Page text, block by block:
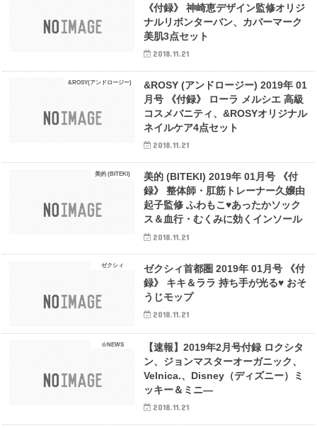
《付録》 神崎恵デザイン監修オリジ
ナルリボンターバン、カバーマーク
美肌3点セット
2018.11.21
&ROSY(アンドロージー)
&ROSY (アンドロージー) 2019年 01
月号 《付録》 ローラ メルシエ 高級
コスメバニティ、&ROSYオリジナル
ネイルケア4点セット
2018.11.21
美的 (BITEKI)
美的 (BITEKI) 2019年 01月号 《付
録》 整体師・肛筋トレーナー久嬢由
起子監修 ふわもこ♥あったかソック
ス＆血行・むくみに効くインソール
2018.11.21
ゼクシィ
ゼクシィ首都圏 2019年 01月号 《付
録》 キキ＆ララ 持ち手が光る♥ おそ
うじモップ
2018.11.21
☆NEWS
【速報】2019年2月号付録 ロクシタ
ン、ジョンマスターオーガニック、
Velnica.、Disney（ディズニー）ミ
ッキー＆ミニ―
2018.11.21